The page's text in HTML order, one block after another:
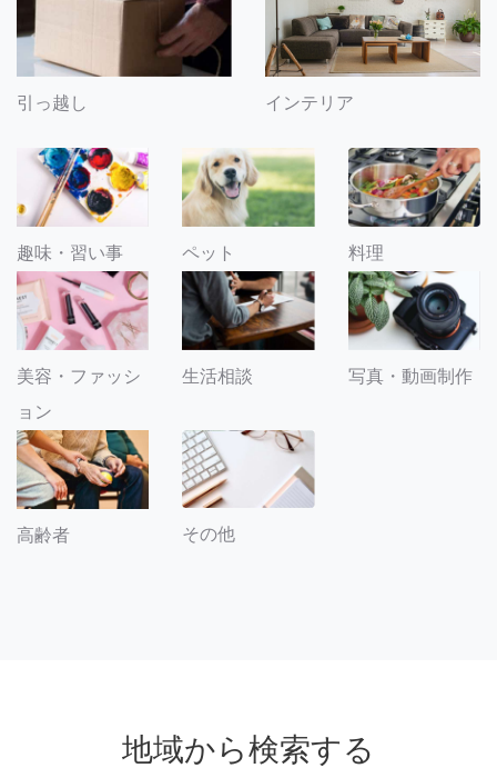
引っ越し インテリア
趣味・習い事 ペット 料理
美容・ファッシ
ョン
生活相談 写真・動画制作
高齢者 その他
地域から検索する